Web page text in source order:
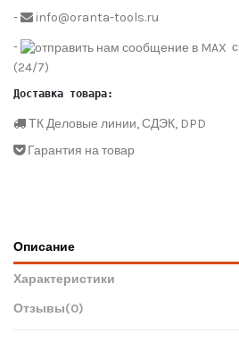
-
info@oranta-tools.ru
-
(24/7)
Доставка товара:
ТК Деловые линии, СДЭК, DPD
Гарантия на товар
Описание
Характеристики
Отзывы(0)